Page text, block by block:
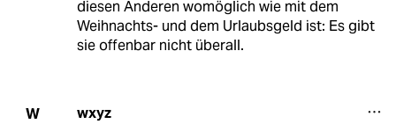
diesen Anderen womöglich wie mit dem
Weihnachts- und dem Urlaubsgeld ist: Es gibt
sie offenbar nicht überall.
W wxyz